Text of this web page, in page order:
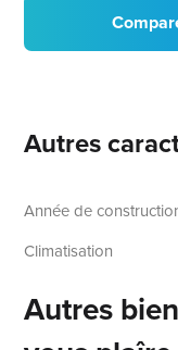
Autres
Année de
Climatisation
Autres